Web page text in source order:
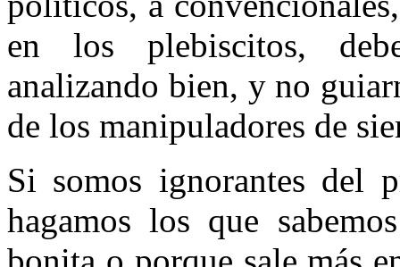
en los plebiscitos,
analizando bien, y no
de los manipuladores de
Si somos ignorantes del
hagamos los que